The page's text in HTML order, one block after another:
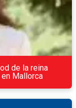
de la reina
Mallorca